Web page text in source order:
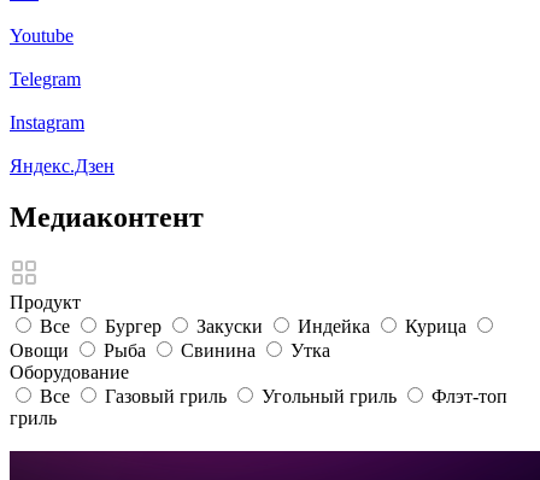
Youtube
Telegram
Instagram
Яндекс.Дзен
Медиаконтент
Продукт
Все
Бургер Закуски Индейка
Курица
Овощи
Рыба Свинина
Утка
Оборудование
Все
Газовый гриль Угольный гриль
Флэт-топ
гриль